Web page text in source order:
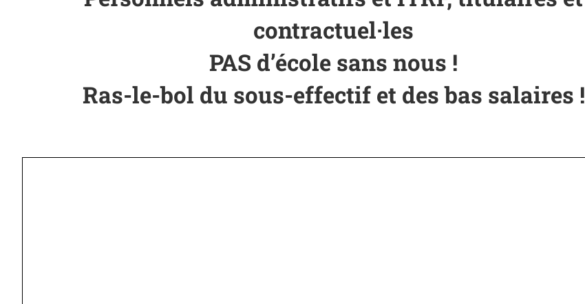
contractuel·les
PAS d’école sans nous !
Ras-le-bol du sous-effectif et des bas salaires !